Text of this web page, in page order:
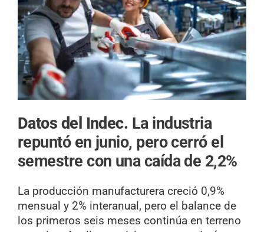
Datos del Indec. La industria
repuntó en junio, pero cerró el
semestre con una caída de 2,2%
La producción manufacturera creció 0,9%
mensual y 2% interanual, pero el balance de
los primeros seis meses continúa en terreno